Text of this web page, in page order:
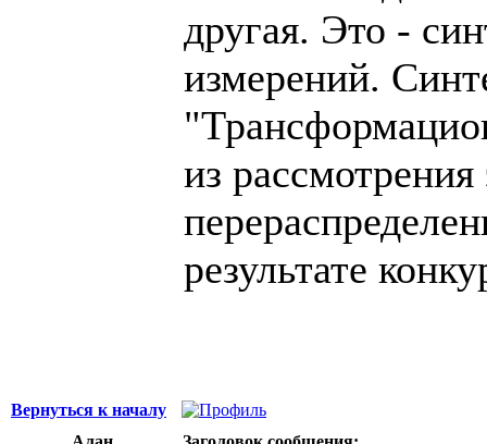
другая. Это -
измерений.
из рассмотрения
результате
Вернуться к началу